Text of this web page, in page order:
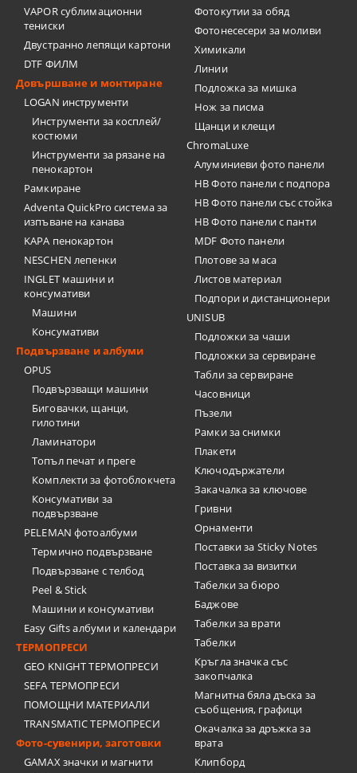
VAPOR сублимационни
тениски
Двустранно лепящи картони
DTF ФИЛМ
Довършване и монтиране
LOGAN инструменти
Инструменти за косплей/
костюми
Инструменти за рязане на
пенокартон
Рамкиране
Adventa QuickPro система за
изпъване на канава
KAPA пенокартон
NESCHEN лепенки
INGLET машини и
консумативи
Машини
Консумативи
Подвързване и албуми
OPUS
Подвързващи машини
Биговачки, щанци,
гилотини
Ламинатори
Топъл печат и преге
Комплекти за фотоблокчета
Консумативи за
подвързване
PELEMAN фотоалбуми
Термично подвързване
Подвързване с телбод
Peel & Stick
Машини и консумативи
Easy Gifts албуми и календари
ТЕРМОПРЕСИ
GEO KNIGHT ТЕРМОПРЕСИ
SEFA ТЕРМОПРЕСИ
ПОМОЩНИ МАТЕРИАЛИ
TRANSMATIC ТЕРМОПРЕСИ
Фото-сувенири, заготовки
GAMAX значки и магнити
Фотокутии за обяд
Фотонесесери за моливи
Химикали
Линии
Подложка за мишка
Нож за писма
Щанци и клещи
ChromaLuxe
Алуминиеви фото панели
HB Фото панели с подпора
HB Фото панели със стойка
HB Фото панели с панти
MDF Фото панели
Плотове за маса
Листов материал
Подпори и дистанционери
UNISUB
Подложки за чаши
Подложки за сервиране
Табли за сервиране
Часовници
Пъзели
Рамки за снимки
Плакети
Ключодържатели
Закачалка за ключове
Гривни
Орнаменти
Поставки за Sticky Notes
Поставка за визитки
Tабелки за бюро
Баджове
Табелки за врати
Табелки
Кръгла значка със
закопчалка
Магнитна бяла дъска за
съобщения, графици
Окачалка за дръжка за
врата
Клипборд